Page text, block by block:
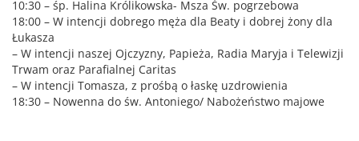
10:30 – śp. Halina Królikowska- Msza Św. pogrzebowa
18:00 – W intencji dobrego męża dla Beaty i dobrej żony dla
Łukasza
– W intencji naszej Ojczyzny, Papieża, Radia Maryja i Telewizji
Trwam oraz Parafialnej Caritas
– W intencji Tomasza, z prośbą o łaskę uzdrowienia
18:30 – Nowenna do św. Antoniego/ Nabożeństwo majowe